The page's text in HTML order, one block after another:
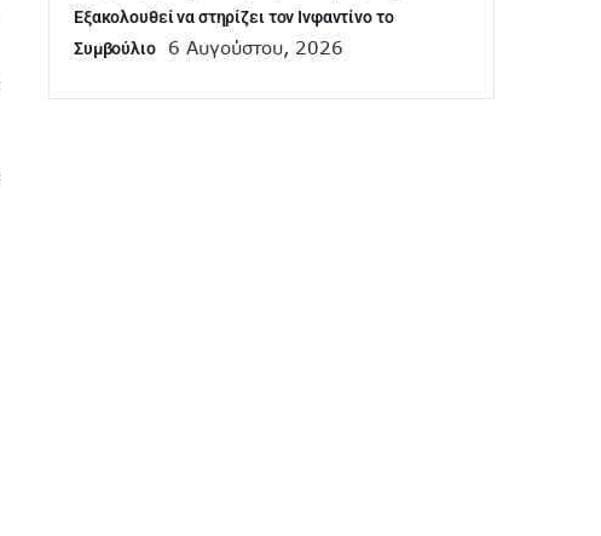
Εξακολουθεί να στηρίζει τον Ινφαντίνο το
Συμβούλιο
6 Αυγούστου, 2026